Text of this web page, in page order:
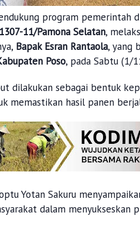
program pemerintah
11/Pamona Selatan,
Bapak Esran Rantaola, yang
Poso, pada Sabtu (1/
dilakukan sebagai bentuk
memastikan hasil panen
Yotan Sakuru
dalam menyukseskan